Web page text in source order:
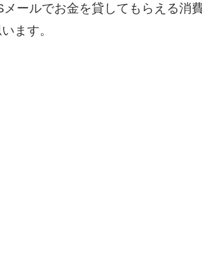
ールでお金を貸してもらえる消
ます。